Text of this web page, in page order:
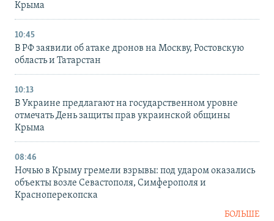
Крыма
10:45
В РФ заявили об атаке дронов на Москву, Ростовскую
область и Татарстан
10:13
В Украине предлагают на государственном уровне
отмечать День защиты прав украинской общины
Крыма
08:46
Ночью в Крыму гремели взрывы: под ударом оказались
объекты возле Севастополя, Симферополя и
Красноперекопска
БОЛЬШЕ